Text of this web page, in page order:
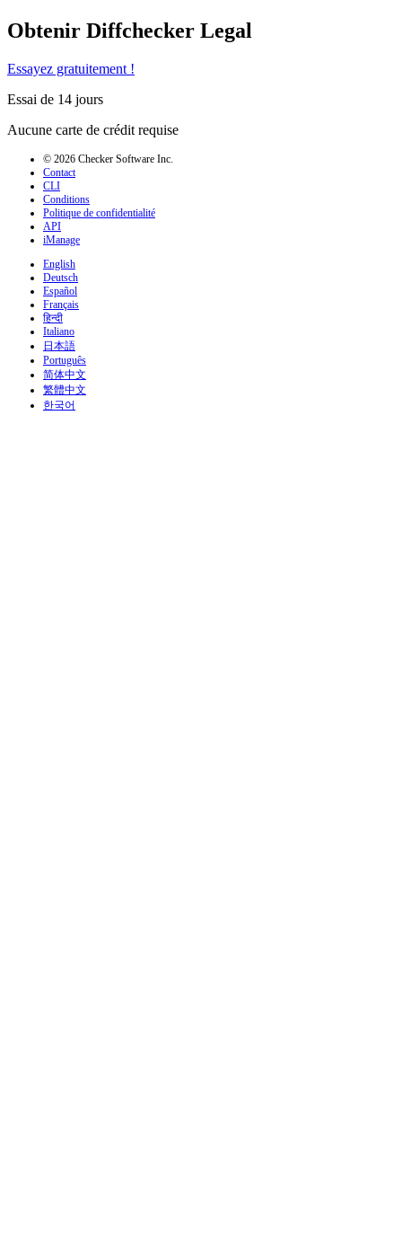
Obtenir Diffchecker Legal
Essayez gratuitement !
Essai de 14 jours
Aucune carte de crédit requise
© 2026 Checker Software Inc.
Contact
CLI
Conditions
Politique de confidentialité
API
iManage
English
Deutsch
Español
Français
हिन्दी
Italiano
日本語
Português
简体中文
繁體中文
한국어